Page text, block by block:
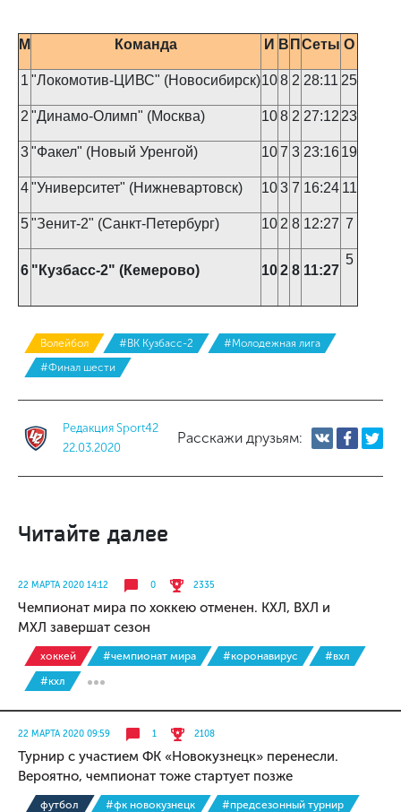
М Команда И В П Сеты О
1 "Локомотив-ЦИВС" (Новосибирск)108 2 28:11 25
2 "Динамо-Олимп" (Москва) 108 2 27:12 23
3"Факел" (Новый Уренгой) 107 3 23:16 19
4"Университет" (Нижневартовск) 103 7 16:24 11
5"Зенит-2" (Санкт-Петербург) 10 2 8 12:27 7
6 "Кузбасс-2" (Кемерово) 102 8 11:27
5
Волейбол #ВК Кузбасс-2
#Молодежная лига
#Финал шести
Редакция Sport42
22.03.2020
Расскажи друзьям:
Читайте далее
22 МАРТА 2020 14:12 0 2335
Чемпионат мира по хоккею отменен. КХЛ, ВХЛ и
МХЛ завершат сезон
хоккей #чемпионат мира #коронавирус
#вхл
#кхл
22 МАРТА 2020 09:59 1 2108
Турнир с участием ФК «Новокузнецк» перенесли.
Вероятно, чемпионат тоже стартует позже
футбол #фк новокузнецк
#предсезонный турнир